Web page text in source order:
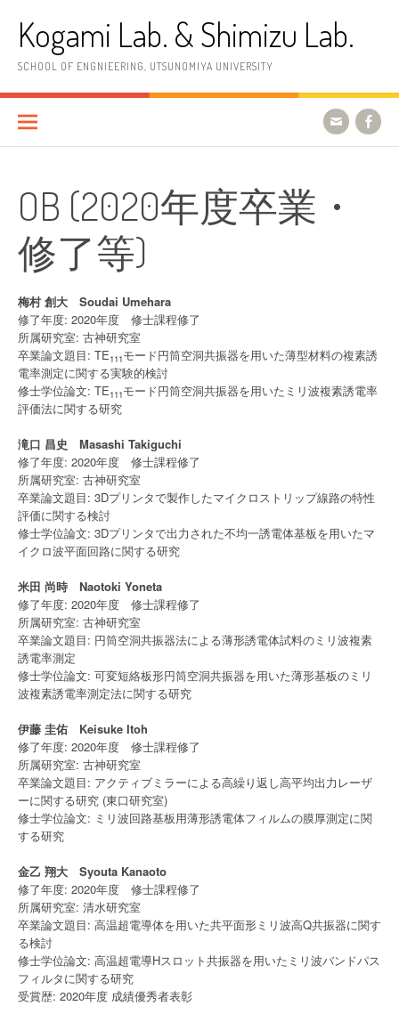
へ
ッ
Kogami Lab. & Shimizu Lab.
SCHOOL OF ENGNIEERING, UTSUNOMIYA UNIVERSITY
OB (2020年度卒業・
修了等)
梅村 創大 Soudai Umehara
修了年度: 2020年度 修士課程修了
所属研究室: 古神研究室
卒業論文題目: TE111モード円筒空洞共振器を用いた薄型材料の複素誘
電率測定に関する実験的検討
修士学位論文: TE111モード円筒空洞共振器を用いたミリ波複素誘電率
評価法に関する研究
滝口 昌史 Masashi Takiguchi
修了年度: 2020年度 修士課程修了
所属研究室: 古神研究室
卒業論文題目: 3Dプリンタで製作したマイクロストリップ線路の特性
評価に関する検討
修士学位論文: 3Dプリンタで出力された不均一誘電体基板を用いたマ
イクロ波平面回路に関する研究
米田 尚時 Naotoki Yoneta
修了年度: 2020年度 修士課程修了
所属研究室: 古神研究室
卒業論文題目: 円筒空洞共振器法による薄形誘電体試料のミリ波複素
誘電率測定
修士学位論文: 可変短絡板形円筒空洞共振器を用いた薄形基板のミリ
波複素誘電率測定法に関する研究
伊藤 圭佑 Keisuke Itoh
修了年度: 2020年度 修士課程修了
所属研究室: 古神研究室
卒業論文題目: アクティブミラーによる高繰り返し高平均出力レーザ
ーに関する研究 (東口研究室)
修士学位論文: ミリ波回路基板用薄形誘電体フィルムの膜厚測定に関
する研究
金乙 翔大 Syouta Kanaoto
修了年度: 2020年度 修士課程修了
所属研究室: 清水研究室
卒業論文題目: 高温超電導体を用いた共平面形ミリ波高Q共振器に関す
る検討
修士学位論文: ⾼温超電導Hスロット共振器を⽤いたミリ波バンドパス
フィルタに関する研究
受賞歴: 2020年度 成績優秀者表彰